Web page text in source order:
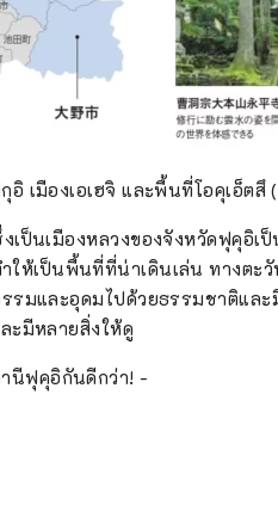
เมืองเอเฮจิ และพื้นที่โอคุเอ็ตสึ
เป็นเมืองหลวงของจังหวัดฟุคุอิ
ห้เป็นพื้นที่ที่น่าเดินเล่น ทางตะวั
รมและอุดมไปด้วยธรรมชาติแล
ะมีหลายสิ่งให้ดู
นีฟุคุอิกันดีกว่า! -